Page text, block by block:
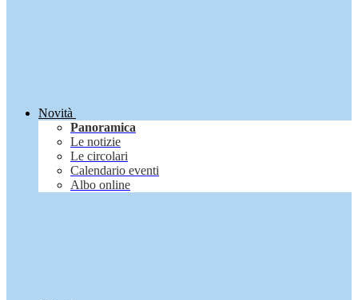
Novità
Panoramica
Le notizie
Le circolari
Calendario eventi
Albo online